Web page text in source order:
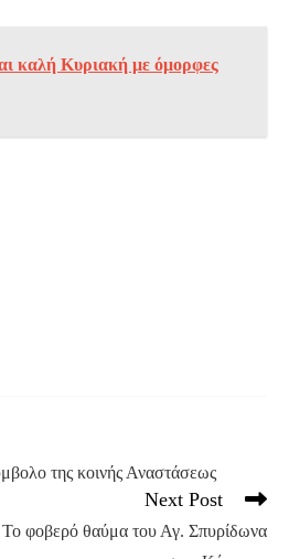
καλή Κυριακή με όμορφες
της κοινής Αναστάσεως
Next Post
φοβερό θαύμα του Αγ. Σπυρίδωνα